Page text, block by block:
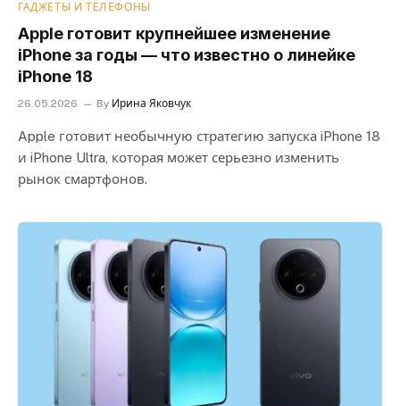
ГАДЖЕТЫ И ТЕЛЕФОНЫ
Apple готовит крупнейшее изменение
iPhone за годы — что известно о линейке
iPhone 18
26.05.2026 By Ирина Яковчук
Apple готовит необычную стратегию запуска iPhone 18
и iPhone Ultra, которая может серьезно изменить
рынок смартфонов.